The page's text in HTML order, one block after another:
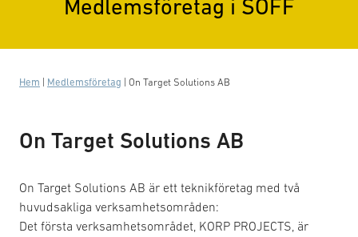
Medlemsföretag i SOFF
Hem Medlemsföretag On Target Solutions AB
On Target Solutions AB
On Target Solutions AB är ett teknikföretag med två
huvudsakliga verksamhetsområden:
Det första verksamhetsområdet, KORP PROJECTS, är